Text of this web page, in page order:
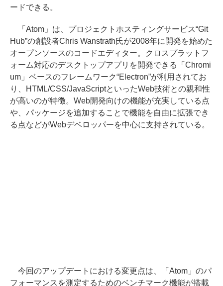
ードできる。
「Atom」は、プロジェクトホスティングサービス“Git
Hub”の創設者Chris Wanstrath氏が2008年に開発を始めた
オープンソースのコードエディター。クロスプラットフ
ォーム対応のデスクトップアプリを開発できる「Chromi
um」ベースのフレームワーク“Electron”が利用されてお
り、HTML/CSS/JavaScriptといったWeb技術との親和性
が高いのが特徴。Web開発向けの機能が充実している点
や、パッケージを追加することで機能を自由に拡張でき
る点などがWebデベロッパーを中心に支持されている。
今回のアップデートにおける変更点は、「Atom」のパ
フォーマンスを測定するためのベンチマーク機能が搭載